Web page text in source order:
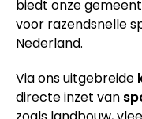
biedt onze
voor razendsnelle
Nederland.
Via ons uitgebreide
directe inzet van